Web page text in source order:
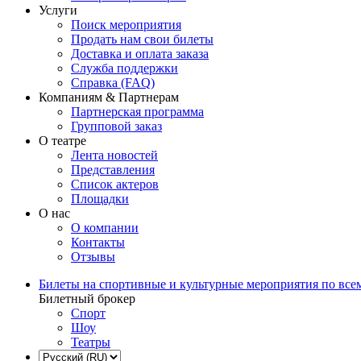
Услуги
Поиск мероприятия
Продать нам свои билеты
Доставка и оплата заказа
Служба поддержки
Справка (FAQ)
Компаниям & Партнерам
Партнерская программа
Групповой заказ
О театре
Лента новостей
Представления
Список актеров
Площадки
О нас
О компании
Контакты
Отзывы
Билеты на спортивные и культурные мероприятия по
Билетный брокер
Спорт
Шоу
Театры